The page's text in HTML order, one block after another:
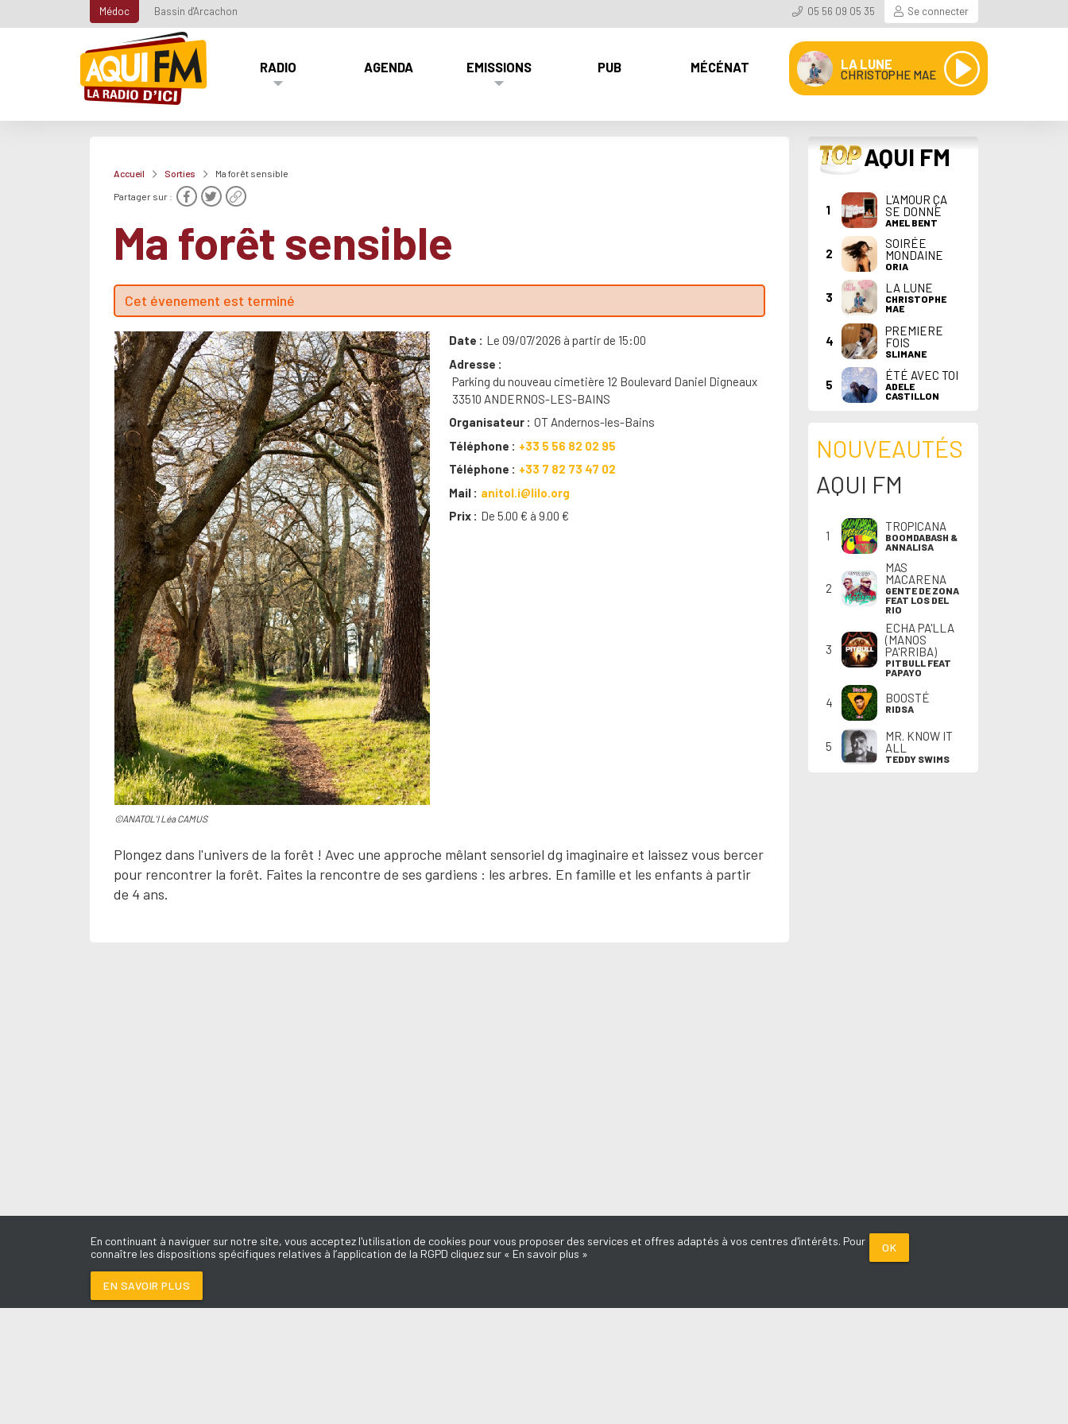
Médoc Bassin d'Arcachon 05 56 09 05 35 Se connecter
RADIO AGENDA EMISSIONS PUB MÉCÉNAT LA LUNE
CHRISTOPHE MAE
Accueil Sorties Ma forêt sensible
Partager sur :
Ma forêt sensible
Cet évenement est terminé
©ANATOL'I Léa CAMUS
Date
Le 09/07/2026 à partir de 15:00
Adresse
Parking du nouveau cimetière 12 Boulevard Daniel Digneaux
33510 ANDERNOS-LES-BAINS
Organisateur
OT Andernos-les-Bains
Téléphone
+33 5 56 82 02 95
Téléphone
+33 7 82 73 47 02
Mail
anitol.i@lilo.org
Prix
De 5.00 € à 9.00 €
Plongez dans l'univers de la forêt ! Avec une approche mêlant sensoriel dg imaginaire et laissez vous bercer
pour rencontrer la forêt. Faites la rencontre de ses gardiens : les arbres. En famille et les enfants à partir
de 4 ans.
TOP AQUI FM
1
L'AMOUR ÇA
SE DONNE
AMEL BENT
2
SOIRÉE
MONDAINE
ORIA
3
LA LUNE
CHRISTOPHE
MAE
4
PREMIERE
FOIS
SLIMANE
5
ÉTÉ AVEC TOI
ADELE
CASTILLON
NOUVEAUTÉS
AQUI FM
1
TROPICANA
BOOMDABASH &
ANNALISA
2
MAS
MACARENA
GENTE DE ZONA
FEAT LOS DEL
RIO
3
ECHA PA'LLA
(MANOS
PA'RRIBA)
PITBULL FEAT
PAPAYO
4 BOOSTÉ
RIDSA
5
MR. KNOW IT
ALL
TEDDY SWIMS
En continuant à naviguer sur notre site, vous acceptez l'utilisation de cookies pour vous proposer des services et offres adaptés à vos centres d'intérêts. Pour
connaître les dispositions spécifiques relatives à l’application de la RGPD cliquez sur « En savoir plus »
OK
EN SAVOIR PLUS